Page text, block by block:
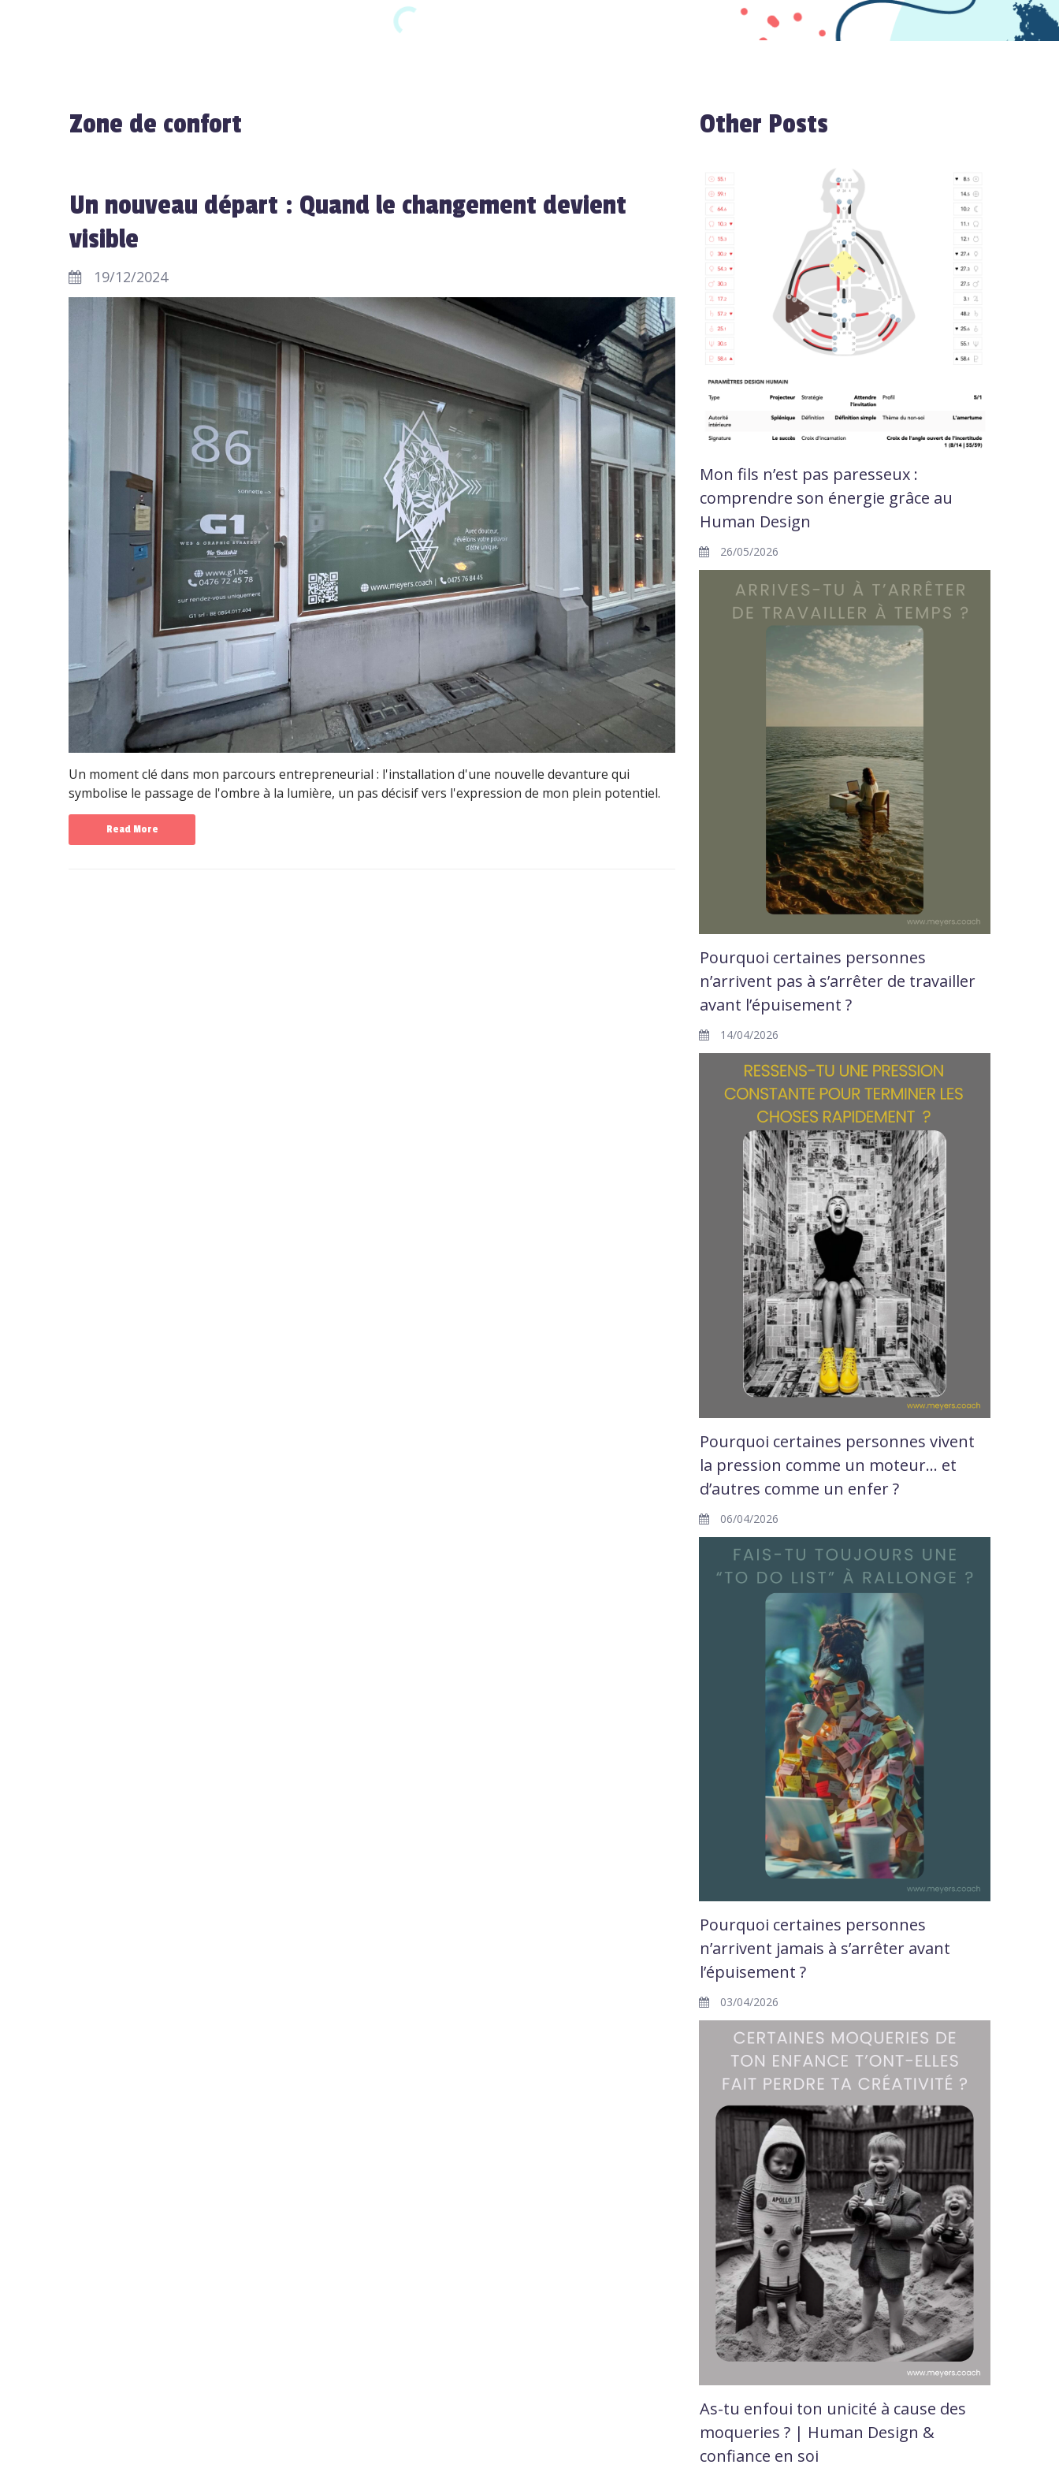
Zone de confort
Un nouveau départ : Quand le changement devient
visible
19/12/2024
Un moment clé dans mon parcours entrepreneurial : l'installation d'une nouvelle devanture qui
symbolise le passage de l'ombre à la lumière, un pas décisif vers l'expression de mon plein potentiel.
Read More
Other Posts
Mon fils n’est pas paresseux :
comprendre son énergie grâce au
Human Design
26/05/2026
Pourquoi certaines personnes
n’arrivent pas à s’arrêter de travailler
avant l’épuisement ?
14/04/2026
Pourquoi certaines personnes vivent
la pression comme un moteur… et
d’autres comme un enfer ?
06/04/2026
Pourquoi certaines personnes
n’arrivent jamais à s’arrêter avant
l’épuisement ?
03/04/2026
As-tu enfoui ton unicité à cause des
moqueries ? | Human Design &
confiance en soi